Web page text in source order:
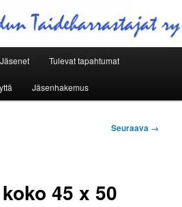
ry
toimintaa
Jäsenet Tulevat tapahtumat
Jäsenhakemus
Kuvien
Seuraava →
45 x 50